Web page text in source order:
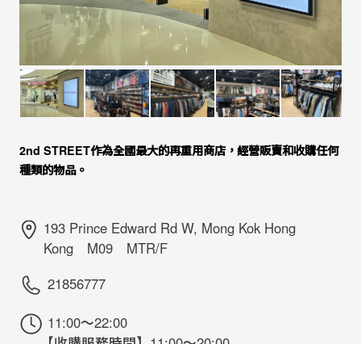
2nd STREET作為全國最大的再重用商店，經營販賣和收購任何
種類的物品。
193 Prince Edward Rd W, Mong Kok Hong
Kong M09 MTR/F
21856777
11:00～22:00